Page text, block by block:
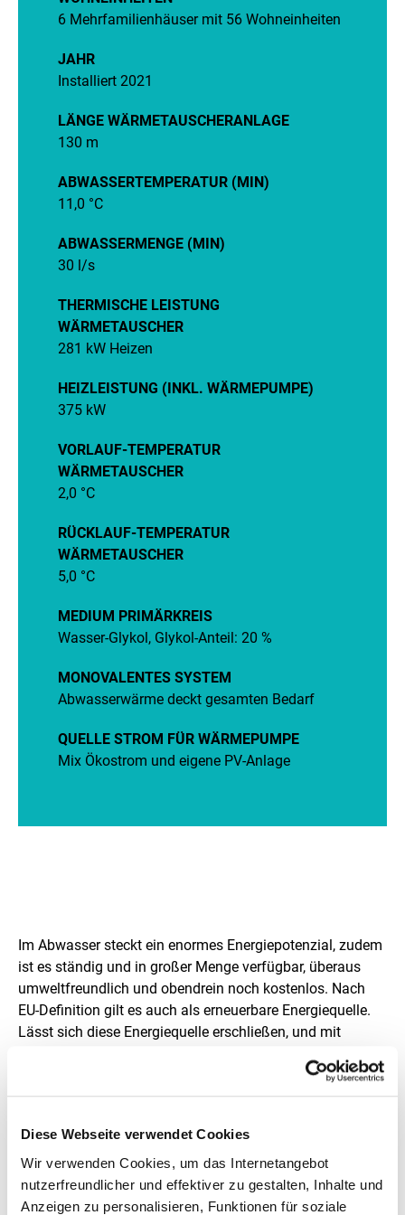
Diese Webseite verwendet Cookies
Wir verwenden Cookies, um das Internetangebot
nutzerfreundlicher und effektiver zu gestalten, Inhalte und
Anzeigen zu personalisieren, Funktionen für soziale
6 Mehrfamilienhäuser mit 56 Wohneinheiten
JAHR
Installiert 2021
LÄNGE WÄRMETAUSCHERANLAGE
130 m
ABWASSERTEMPERATUR (MIN)
11,0 °C
ABWASSERMENGE (MIN)
30 l/s
THERMISCHE LEISTUNG
WÄRMETAUSCHER
281 kW Heizen
HEIZLEISTUNG (INKL. WÄRMEPUMPE)
375 kW
VORLAUF-TEMPERATUR
WÄRMETAUSCHER
2,0 °C
RÜCKLAUF-TEMPERATUR
WÄRMETAUSCHER
5,0 °C
MEDIUM PRIMÄRKREIS
Wasser-Glykol, Glykol-Anteil: 20 %
MONOVALENTES SYSTEM
Abwasserwärme deckt gesamten Bedarf
QUELLE STROM FÜR WÄRMEPUMPE
Mix Ökostrom und eigene PV-Anlage
r
a
u
f
o
r
d
Im Abwasser steckt ein enormes Energiepotenzial, zudem
ist es ständig und in großer Menge verfügbar, überaus
umweltfreundlich und obendrein noch kostenlos. Nach
EU-Definition gilt es auch als erneuerbare Energiequelle.
Lässt sich diese Energiequelle erschließen, und mit
genug sein, um gegen Abwasser, Lochfraß und Korrosion
zu bestehen. Als Lösung wurde ein an jede Kanalsituation
Edelstahl gefunden, dessen Module rund 50 Jahre im
Kanal liegen können, ohne größeren Verschleiß zu zeigen,
wobei die tatsächliche Betriebsdauer letztlich von der
nachgeschalteten Systemtechnik abhängt. Der